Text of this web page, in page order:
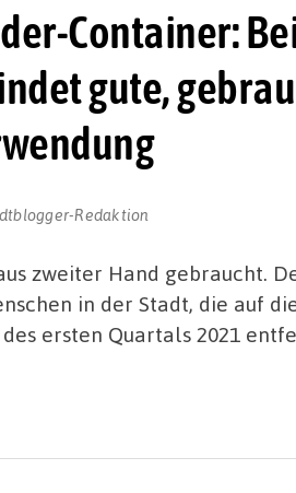
Container:
gute,
Redaktion
zweiter Hand gebraucht.
in der Stadt, die auf
ersten Quartals 2021